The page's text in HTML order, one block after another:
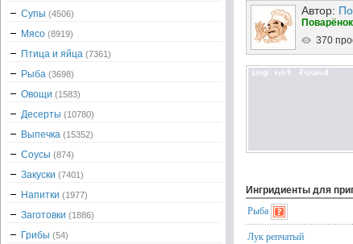
Автор:
370
Ингридиенты для
Рыба
Лук репчатый
Супы (4506)
Мясо (8919)
Птица и яйца (7361)
Рыба (3698)
Овощи (1583)
Десерты (10780)
Выпечка (15352)
Соусы (874)
Закуски (7401)
Напитки (1977)
Заготовки (1886)
Грибы (54)